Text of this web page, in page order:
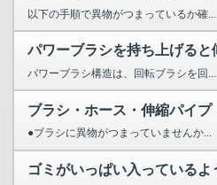
以下の手順で異物がつまっているか確...
パワーブラシ構造は、回転ブラシを回...
●ブラシに異物がつまっていませんか...